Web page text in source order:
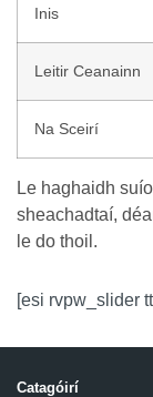
Inis
Leitir Ceanainn
Na Sceirí
Le haghaidh
sheachadtaí,
le do thoil.
[esi rvpw_slider
Catagóirí